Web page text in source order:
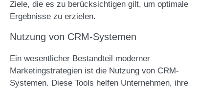
Ziele, die es zu berücksichtigen gilt, um optimale
Ergebnisse zu erzielen.
Nutzung von CRM-Systemen
Ein wesentlicher Bestandteil moderner
Marketingstrategien ist die Nutzung von CRM-
Systemen. Diese Tools helfen Unternehmen, ihre